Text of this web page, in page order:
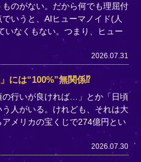
のがない。だから何でも理屈付
いうと、AIヒューマノイド(人
いなくもない。つまり、ヒュー
2026.07.31
には“100%”無関係⁉
の行いが良ければ…」とか「日頃
人がいる。けれども、それは大
メリカの宝くじで274億円とい
2026.07.30